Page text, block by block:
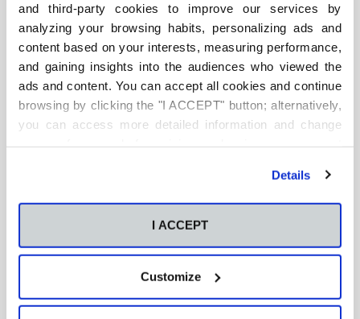
and third-party cookies to improve our services by
analyzing your browsing habits, personalizing ads and
content based on your interests, measuring performance,
and gaining insights into the audiences who viewed the
ads and content. You can accept all cookies and continue
browsing by clicking the "I ACCEPT" button; alternatively,
you can access more detailed information and change
Details
I ACCEPT
Customize
Últimos artículos